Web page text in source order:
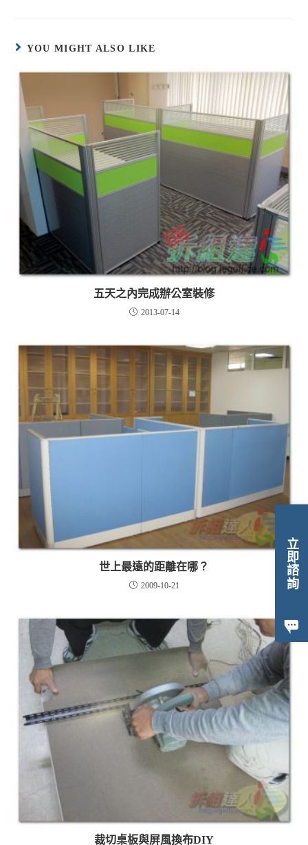
立即諮詢
YOU MIGHT ALSO LIKE
五天之內完成辦公室裝修
2013-07-14
世上最遠的距離在哪？
2009-10-21
裁切桌板與屏風換布DIY